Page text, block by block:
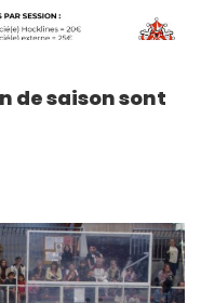
de saison sont